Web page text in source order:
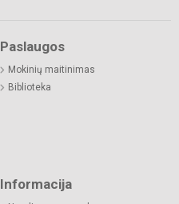
Paslaugos
Mokinių maitinimas
Biblioteka
Informacija